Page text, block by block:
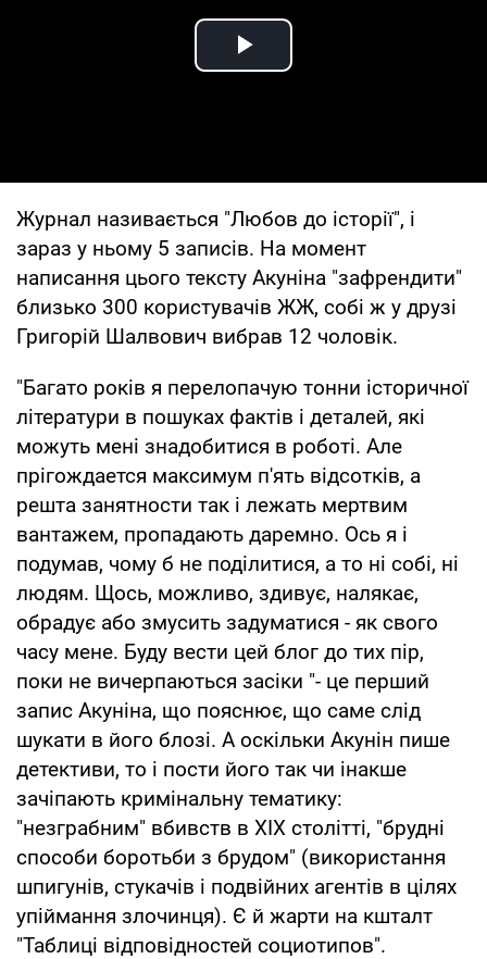
Play Video
Журнал називається "Любов до історії", і
зараз у ньому 5 записів. На момент
написання цього тексту Акуніна "зафрендити"
близько 300 користувачів ЖЖ, собі ж у друзі
Григорій Шалвович вибрав 12 чоловік.
"Багато років я перелопачую тонни історичної
літератури в пошуках фактів і деталей, які
можуть мені знадобитися в роботі. Але
прігождается максимум п'ять відсотків, а
решта занятности так і лежать мертвим
вантажем, пропадають даремно. Ось я і
подумав, чому б не поділитися, а то ні собі, ні
людям. Щось, можливо, здивує, налякає,
обрадує або змусить задуматися - як свого
часу мене. Буду вести цей блог до тих пір,
поки не вичерпаються засіки "- це перший
запис Акуніна, що пояснює, що саме слід
шукати в його блозі. А оскільки Акунін пише
детективи, то і пости його так чи інакше
зачіпають кримінальну тематику:
"незграбним" вбивств в XIX столітті, "брудні
способи боротьби з брудом" (використання
шпигунів, стукачів і подвійних агентів в цілях
упіймання злочинця). Є й жарти на кшталт
"Таблиці відповідностей социотипов".